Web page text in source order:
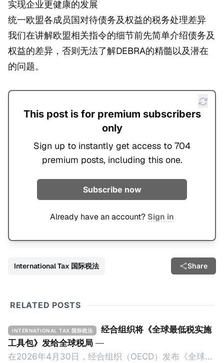
实现企业更健康的发展
统一欧盟各成员国对待债务及权益的税务处理差异
我们在讲解欧盟相关指令的细节前先简单介绍债务及
权益的差异，否则无法了解DEBRA的精髓以及潜在
的问题。
This post is for premium subscribers
only
Sign up to instantly get access to 704
premium posts, including this one.
Subscribe now
Already have an account? Sign in
International Tax 国际税法 Share
RELATED POSTS
INTERNATIONAL TAX 国际税法
经合组织将《全球最低税实施
工具包》发给全球税局 —
在2026年4月30日，经合组织（OECD）发布《全球最